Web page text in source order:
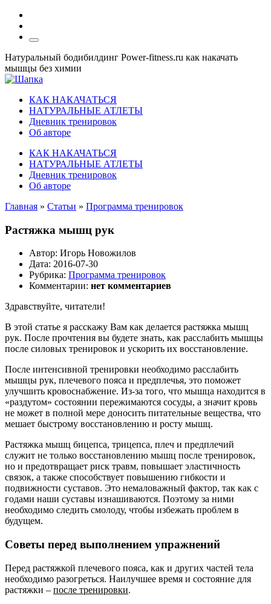
Натуральный бодибилдинг Power-fitness.ru как накачать
мышцы без химии
КАК НАКАЧАТЬСЯ
НАТУРАЛЬНЫЕ АТЛЕТЫ
Дневник тренировок
Об авторе
КАК НАКАЧАТЬСЯ
НАТУРАЛЬНЫЕ АТЛЕТЫ
Дневник тренировок
Об авторе
Главная » Статьи » Программа тренировок
Растяжка мышц рук
Автор: Игорь Новожилов
Дата: 2016-07-30
Рубрика: Программа тренировок
Комментарии: нет комментариев
Здравствуйте, читатели!
В этой статье я расскажу Вам как делается растяжка мышц
рук. После прочтения вы будете знать, как расслабить мышцы
после силовых тренировок и ускорить их восстановление.
После интенсивной тренировки необходимо расслабить
мышцы рук, плечевого пояса и предплечья, это поможет
улучшить кровоснабжение. Из-за того, что мышца находится в
«раздутом» состоянии пережимаются сосуды, а значит кровь
не может в полной мере доносить питательные вещества, что
мешает быстрому восстановлению и росту мышц.
Растяжка мышц бицепса, трицепса, плеч и предплечий
служит не только восстановлению мышц после тренировок,
но и предотвращает риск травм, повышает эластичность
связок, а также способствует повышению гибкости и
подвижности суставов. Это немаловажный фактор, так как с
годами наши суставы изнашиваются. Поэтому за ними
необходимо следить смолоду, чтобы избежать проблем в
будущем.
Советы перед выполнением упражнений
Перед растяжкой плечевого пояса, как и других частей тела
необходимо разогреться. Наилучшее время и состояние для
растяжки – после тренировки.